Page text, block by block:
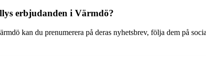
erbjudanden i Värmdö?
kan du prenumerera på deras nyhetsbrev, följa dem på